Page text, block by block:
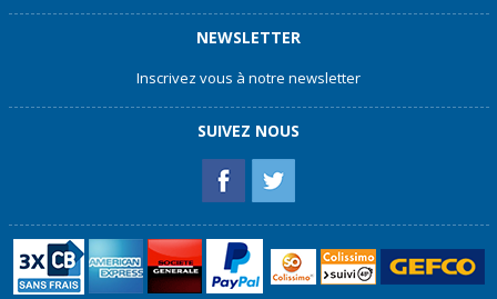
NEWSLETTER
Inscrivez vous à notre newsletter
SUIVEZ NOUS